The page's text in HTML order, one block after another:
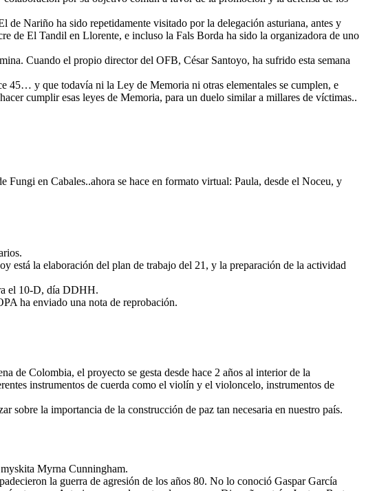
Nariño ha sido repetidamente visitado por la delegación asturiana, antes y
de El Tandil en Llorente, e incluso la Fals Borda ha sido la organizadora de uno
Cuando el propio director del OFB, César Santoyo, ha sufrido esta semana
45… y que todavía ni la Ley de Memoria ni otras elementales se cumplen, e
cumplir esas leyes de Memoria, para un duelo similar a millares de víctimas..
en Cabales..ahora se hace en formato virtual: Paula, desde el Noceu, y
está la elaboración del plan de trabajo del 21, y la preparación de la actividad
el 10-D, día DDHH.
ha enviado una nota de reprobación.
de Colombia, el proyecto se gesta desde hace 2 años al interior de la
instrumentos de cuerda como el violín y el violoncelo, instrumentos de
sobre la importancia de la construcción de paz tan necesaria en nuestro país.
Myrna Cunningham.
la guerra de agresión de los años 80. No lo conoció Gaspar García